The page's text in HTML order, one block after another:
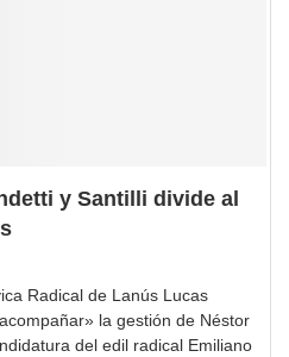
y Santilli divide al
Radical de Lanús Lucas
la gestión de Néstor
del edil radical Emiliano